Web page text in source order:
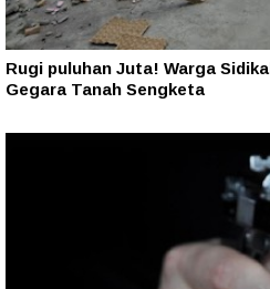
Rugi puluhan Juta! Warga
Gegara Tanah Sengketa